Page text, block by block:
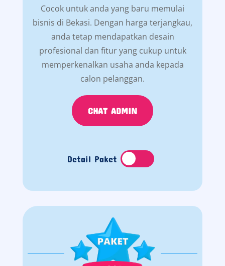
Cocok untuk anda yang baru memulai
bisnis di Bekasi. Dengan harga terjangkau,
anda tetap mendapatkan desain
profesional dan fitur yang cukup untuk
memperkenalkan usaha anda kepada
calon pelanggan.
CHAT ADMIN
Detail Paket